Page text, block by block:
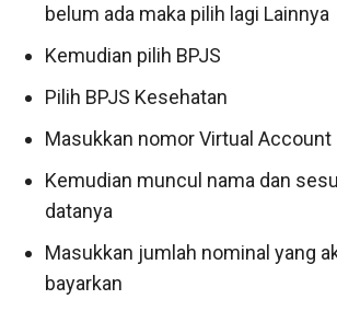
belum ada maka pilih lagi Lainnya
Kemudian pilih BPJS
Pilih BPJS Kesehatan
Masukkan nomor Virtual Account
Kemudian muncul nama dan
datanya
Masukkan jumlah nominal yang
bayarkan